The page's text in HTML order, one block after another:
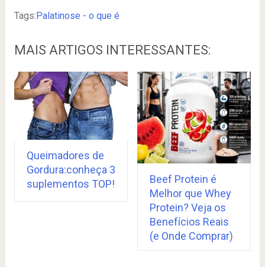
Tags:Palatinose - o que é
MAIS ARTIGOS INTERESSANTES:
Queimadores de
Gordura:conheça 3
suplementos TOP!
Beef Protein é
Melhor que Whey
Protein? Veja os
Benefícios Reais
(e Onde Comprar)